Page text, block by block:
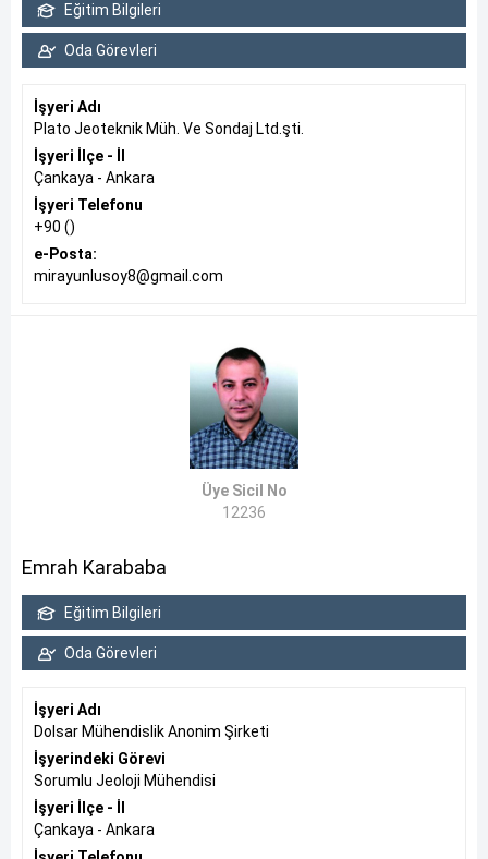
Eğitim Bilgileri
Oda Görevleri
İşyeri Adı
Plato Jeoteknik Müh. Ve Sondaj Ltd.şti.
İşyeri İlçe - İl
Çankaya - Ankara
İşyeri Telefonu
+90 ()
e-Posta:
mirayunlusoy8@gmail.com
Üye Sicil No
12236
Emrah Karababa
Eğitim Bilgileri
Oda Görevleri
İşyeri Adı
Dolsar Mühendislik Anonim Şirketi
İşyerindeki Görevi
Sorumlu Jeoloji Mühendisi
İşyeri İlçe - İl
Çankaya - Ankara